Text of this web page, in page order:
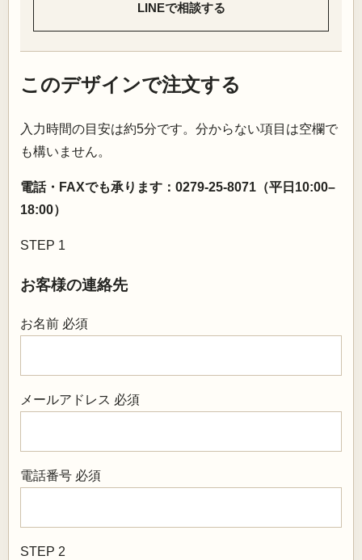
LINEで相談する
このデザインで注文する
入力時間の目安は約5分です。分からない項目は空欄で
も構いません。
電話・FAXでも承ります：0279-25-8071（平日10:00–
18:00）
STEP 1
お客様の連絡先
お名前 必須
メールアドレス 必須
電話番号 必須
STEP 2